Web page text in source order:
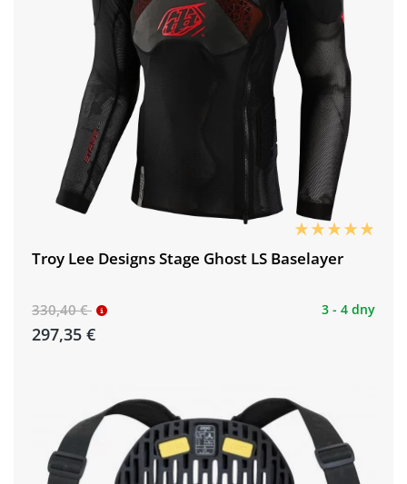
Troy Lee Designs Stage Ghost LS Baselayer
330,40 €
297,35 €
3 - 4 dny